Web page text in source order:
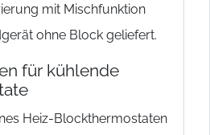
mit Mischfunktion
ohne Block geliefert.
für kühlende
Heiz-Blockthermostaten